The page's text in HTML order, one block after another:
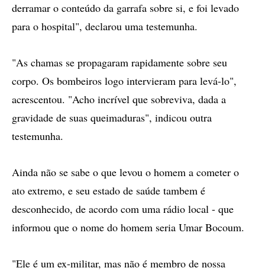
derramar o conteúdo da garrafa sobre si, e foi levado
para o hospital", declarou uma testemunha.
"As chamas se propagaram rapidamente sobre seu
corpo. Os bombeiros logo intervieram para levá-lo",
acrescentou. "Acho incrível que sobreviva, dada a
gravidade de suas queimaduras", indicou outra
testemunha.
Ainda não se sabe o que levou o homem a cometer o
ato extremo, e seu estado de saúde tambem é
desconhecido, de acordo com uma rádio local - que
informou que o nome do homem seria Umar Bocoum.
"Ele é um ex-militar, mas não é membro de nossa